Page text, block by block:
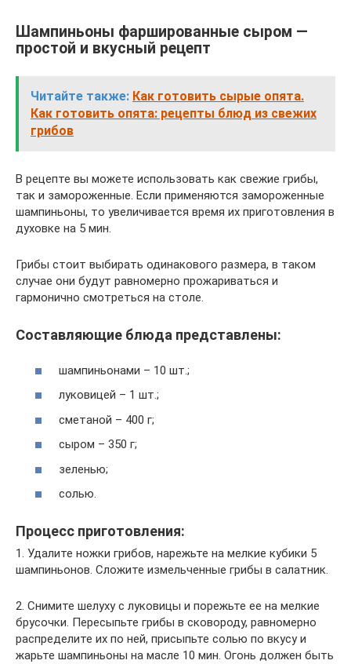
Шампиньоны фаршированные сыром —
простой и вкусный рецепт
Читайте также: Как готовить сырые опята.
Как готовить опята: рецепты блюд из свежих
грибов
В рецепте вы можете использовать как свежие грибы,
так и замороженные. Если применяются замороженные
шампиньоны, то увеличивается время их приготовления в
духовке на 5 мин.
Грибы стоит выбирать одинакового размера, в таком
случае они будут равномерно прожариваться и
гармонично смотреться на столе.
Составляющие блюда представлены:
шампиньонами – 10 шт.;
луковицей – 1 шт.;
сметаной – 400 г;
сыром – 350 г;
зеленью;
солью.
Процесс приготовления:
1. Удалите ножки грибов, нарежьте на мелкие кубики 5
шампиньонов. Сложите измельченные грибы в салатник.
2. Снимите шелуху с луковицы и порежьте ее на мелкие
брусочки. Пересыпьте грибы в сковороду, равномерно
распределите их по ней, присыпьте солью по вкусу и
жарьте шампиньоны на масле 10 мин. Огонь должен быть